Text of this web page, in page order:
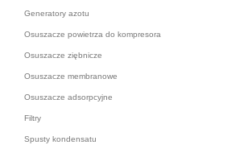
Generatory azotu
Osuszacze powietrza do kompresora
Osuszacze ziębnicze
Osuszacze membranowe
Osuszacze adsorpcyjne
Filtry
Spusty kondensatu